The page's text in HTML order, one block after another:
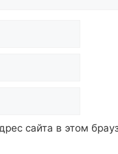
сайта в этом